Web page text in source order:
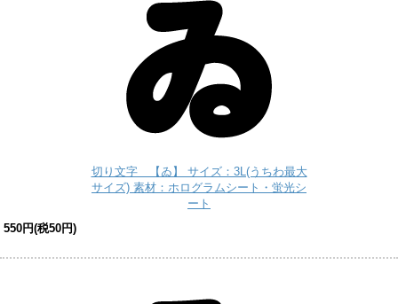
切り文字 【ゐ】 サイズ：3L(うちわ最大
サイズ) 素材：ホログラムシート・蛍光シ
ート
550円(税50円)